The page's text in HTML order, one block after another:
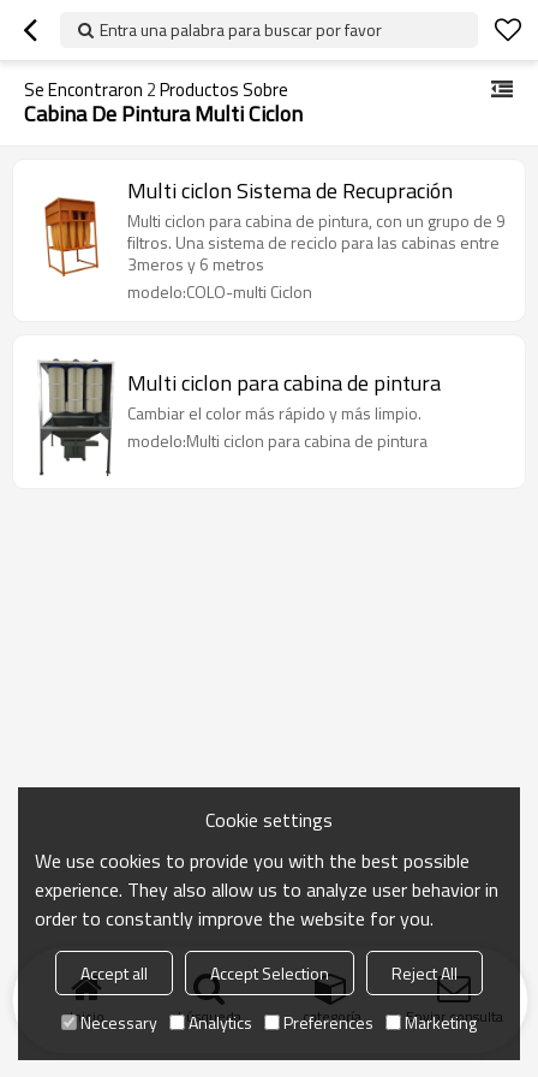
Entra una palabra para buscar por favor
Se Encontraron 2Productos Sobre
Cabina De Pintura Multi Ciclon
Multi ciclon Sistema de Recupración
Multi ciclon para cabina de pintura, con un grupo de 9
filtros. Una sistema de reciclo para las cabinas entre
3meros y 6 metros
modelo:COLO-multi Ciclon
Multi ciclon para cabina de pintura
Cambiar el color más rápido y más limpio.
modelo:Multi ciclon para cabina de pintura
Inicio búsqueda categoría Enviar consulta
Cookie settings
We use cookies to provide you with the best possible
experience. They also allow us to analyze user behavior in
order to constantly improve the website for you.
Accept all Accept Selection
Reject All
Necessary
Analytics Preferences Marketing